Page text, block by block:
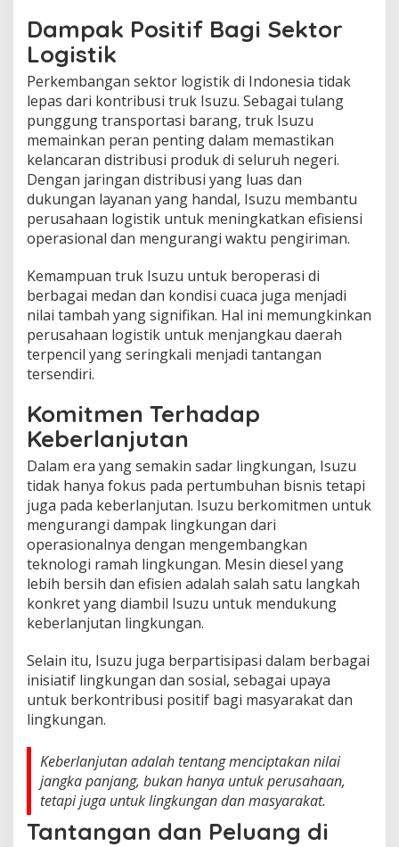
Dampak Positif Bagi Sektor
Logistik
Perkembangan sektor logistik di Indonesia tidak
lepas dari kontribusi truk Isuzu. Sebagai tulang
punggung transportasi barang, truk Isuzu
memainkan peran penting dalam memastikan
kelancaran distribusi produk di seluruh negeri.
Dengan jaringan distribusi yang luas dan
dukungan layanan yang handal, Isuzu membantu
perusahaan logistik untuk meningkatkan efisiensi
operasional dan mengurangi waktu pengiriman.
Kemampuan truk Isuzu untuk beroperasi di
berbagai medan dan kondisi cuaca juga menjadi
nilai tambah yang signifikan. Hal ini memungkinkan
perusahaan logistik untuk menjangkau daerah
terpencil yang seringkali menjadi tantangan
tersendiri.
Komitmen Terhadap
Keberlanjutan
Dalam era yang semakin sadar lingkungan, Isuzu
tidak hanya fokus pada pertumbuhan bisnis tetapi
juga pada keberlanjutan. Isuzu berkomitmen untuk
mengurangi dampak lingkungan dari
operasionalnya dengan mengembangkan
teknologi ramah lingkungan. Mesin diesel yang
lebih bersih dan efisien adalah salah satu langkah
konkret yang diambil Isuzu untuk mendukung
keberlanjutan lingkungan.
Selain itu, Isuzu juga berpartisipasi dalam berbagai
inisiatif lingkungan dan sosial, sebagai upaya
untuk berkontribusi positif bagi masyarakat dan
lingkungan.
Keberlanjutan adalah tentang menciptakan nilai
jangka panjang, bukan hanya untuk perusahaan,
tetapi juga untuk lingkungan dan masyarakat.
Tantangan dan Peluang di